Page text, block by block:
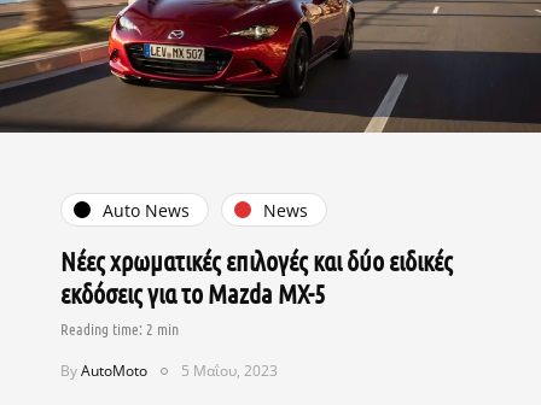
Auto News News
Νέες χρωματικές επιλογές και δύο ειδικές
εκδόσεις για το Mazda MX-5
ByAutoMoto 5 Μαΐου, 2023